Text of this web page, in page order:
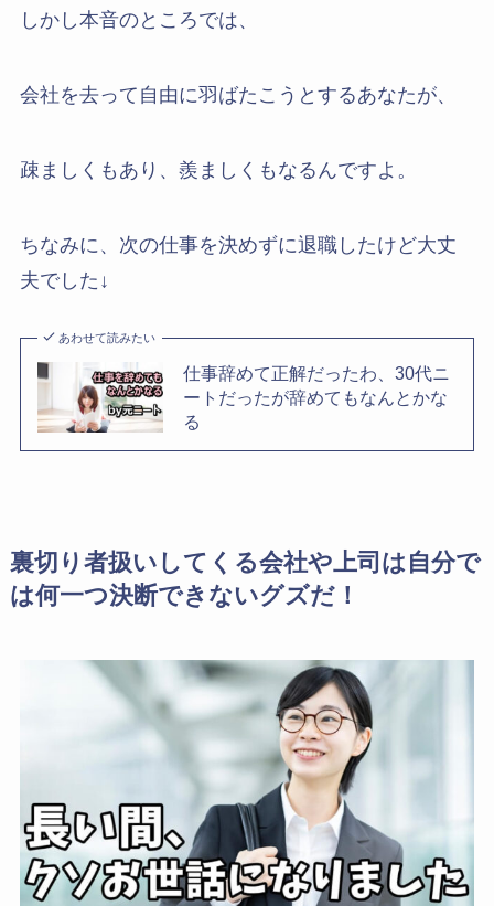
しかし本音のところでは、
会社を去って自由に羽ばたこうとするあなたが、
疎ましくもあり、羨ましくもなるんですよ。
ちなみに、次の仕事を決めずに退職したけど大丈
夫でした↓
あわせて読みたい
仕事辞めて正解だったわ、30代ニ
ートだったが辞めてもなんとかな
る
裏切り者扱いしてくる会社や上司は自分で
は何一つ決断できないグズだ！